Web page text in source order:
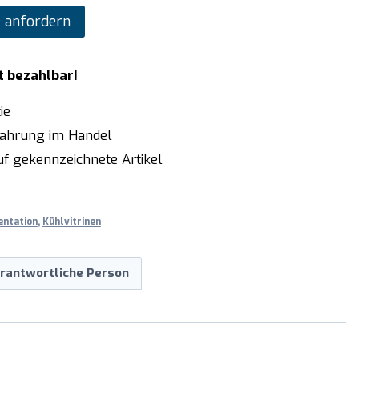
anfordern
bezahlbar!
im Handel
gekennzeichnete Artikel
, Kühlvitrinen
Person